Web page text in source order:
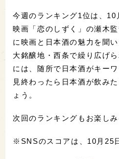
今週のランキング1位は、10
映画「恋のしずく」の瀬木
に映画と日本酒の魅力を聞
大銘醸地・西条で繰り広げ
には、随所で日本酒がキー
見終わったら日本酒が飲み
ょう。
次回のランキングもお楽しみ
※SNSのスコアは、10月25